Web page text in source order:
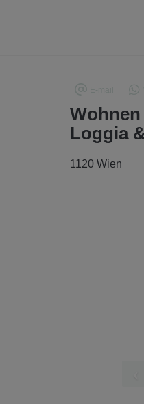
Loggia
1120 Wien